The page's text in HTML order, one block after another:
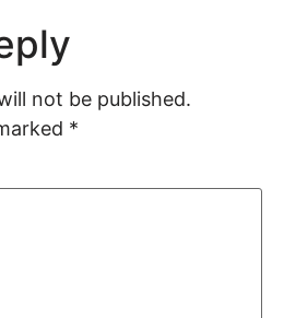
not be published.
*